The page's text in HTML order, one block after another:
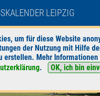
LEIPZIG
um für diese Website
der Nutzung mit Hilfe
erstellen. Mehr
.
OK, ich bin